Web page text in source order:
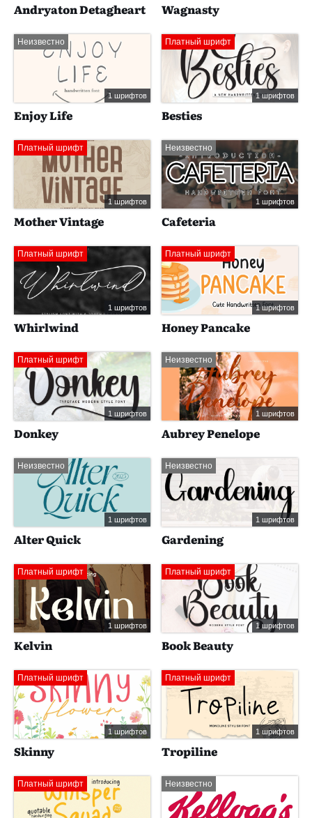
Andryaton Detagheart Wagnasty
Неизвестно
1 шрифтов
Enjoy Life
Платный шрифт
1 шрифтов
Besties
Платный шрифт
1 шрифтов
Mother Vintage
Неизвестно
1 шрифтов
Cafeteria
Платный шрифт
1 шрифтов
Whirlwind
Платный шрифт
1 шрифтов
Honey Pancake
Платный шрифт
1 шрифтов
Donkey
Неизвестно
1 шрифтов
Aubrey Penelope
Неизвестно
1 шрифтов
Alter Quick
Неизвестно
1 шрифтов
Gardening
Платный шрифт
1 шрифтов
Kelvin
Платный шрифт
1 шрифтов
Book Beauty
Платный шрифт
1 шрифтов
Skinny
Платный шрифт
1 шрифтов
Tropiline
Платный шрифт Неизвестно